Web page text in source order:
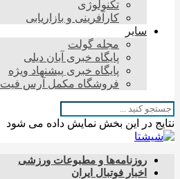
تکنولوژی
کارآفرینی و بازاریابی
سایر
مجله گولت
پایگاه خبری آبان دیلی
پایگاه خبری پیشنهاد ویژه
فروشگاه مکمل آرس فیت
نتایج در این بخش نمایش داده می شود
روزنامه‌ها و مطبوعات ورزشی
اخبار فوتبال ایران